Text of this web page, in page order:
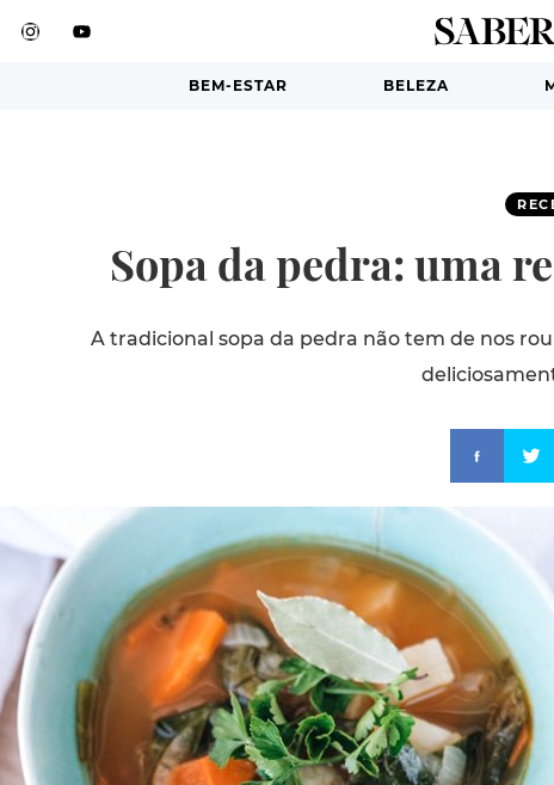
BEM-ESTAR BELEZA
Sopa da pedra: uma
A tradicional sopa da pedra não tem de nos